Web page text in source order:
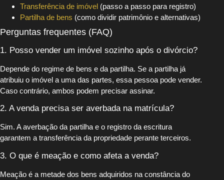
Transferência de imóvel (passo a passo para registro)
Partilha de bens (como dividir patrimônio e alternativas)
Perguntas frequentes (FAQ)
1. Posso vender um imóvel sozinho após o divórcio?
Depende do regime de bens e da partilha. Se a partilha já
atribuiu o imóvel a uma das partes, essa pessoa pode vender.
Caso contrário, ambos podem precisar assinar.
2. A venda precisa ser averbada na matrícula?
Sim. A averbação da partilha e o registro da escritura
garantem a transferência da propriedade perante terceiros.
3. O que é meação e como afeta a venda?
Meação é a metade dos bens adquiridos na constância do